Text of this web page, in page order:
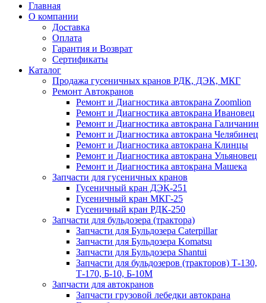
Главная
О компании
Доставка
Оплата
Гарантия и Возврат
Сертификаты
Каталог
Продажа гусеничных кранов РДК, ДЭК, МКГ
Ремонт Автокранов
Ремонт и Диагностика автокрана Zoomlion
Ремонт и Диагностика автокрана Ивановец
Ремонт и Диагностика автокрана Галичанин
Ремонт и Диагностика автокрана Челябинец
Ремонт и Диагностика автокрана Клинцы
Ремонт и Диагностика автокрана Ульяновец
Ремонт и Диагностика автокрана Машека
Запчасти для гусеничных кранов
Гусеничный кран ДЭК-251
Гусеничный кран МКГ-25
Гусеничный кран РДК-250
Запчасти для бульдозера (трактора)
Запчасти для Бульдозера Caterpillar
Запчасти для Бульдозера Komatsu
Запчасти для Бульдозера Shantui
Запчасти для бульдозеров (тракторов) Т-130,
Т-170, Б-10, Б-10М
Запчасти для автокранов
Запчасти грузовой лебедки автокрана